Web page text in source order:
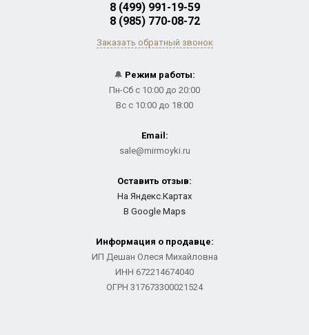
8 (499) 991-19-59
8 (985) 770-08-72
Заказать обратный звонок
🔔 Режим работы:
Пн-Сб с 10:00 до 20:00
Вс с 10:00 до 18:00
Email:
sale@mirmoyki.ru
Оставить отзыв:
На Яндекс.Картах
В Google Maps
Информация о продавце:
ИП Дешан Олеся Михайловна
ИНН 672214674040
ОГРН 317673300021524